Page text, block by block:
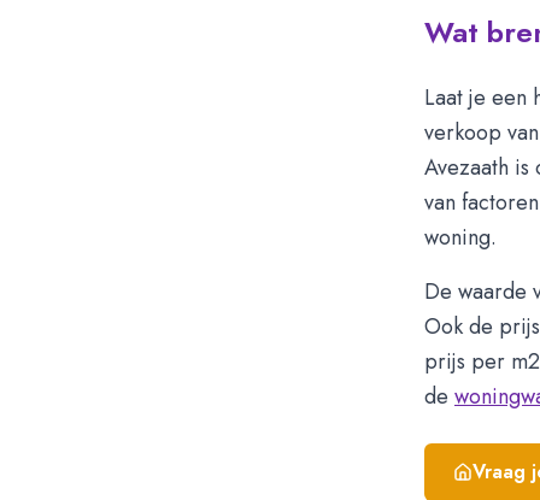
Wat
Laat je een
verkoop
Avezaath
van
woning.
De waarde
Ook de
prijs per
de
Vraag